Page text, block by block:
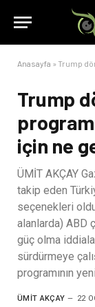
Anasayfa » Trump
Trump
için ne
ÜMİT AKÇAY
takip eden
seçenekleri
alanlarda) ABD
güç olma
sürdürmeye
programının
ÜMIT AKÇAY 22